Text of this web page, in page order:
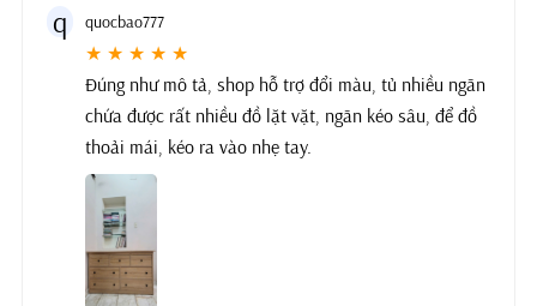
q quocbao777
★ ★ ★ ★ ★
Đúng như mô tả, shop hỗ trợ đổi màu, tủ nhiều ngăn
chứa được rất nhiều đồ lặt vặt, ngăn kéo sâu, để đồ
thoải mái, kéo ra vào nhẹ tay.